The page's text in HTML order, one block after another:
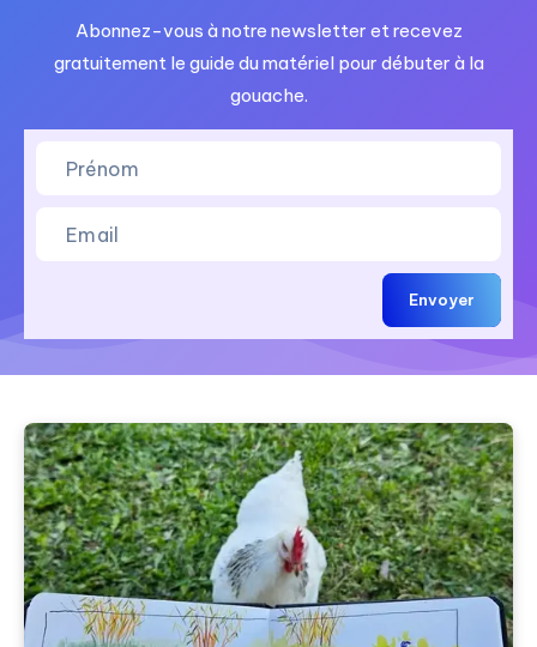
à
et
Abonnez-vous à notre newsletter et recevez
gratuitement le guide du matériel pour débuter à la
gouache.
Envoyer